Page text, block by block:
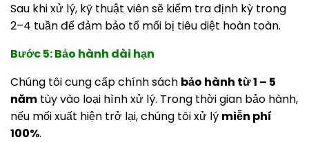
Sau khi xử lý, kỹ thuật viên sẽ kiểm tra định kỳ trong
2–4 tuần để đảm bảo tổ mối bị tiêu diệt hoàn toàn.
Bước 5: Bảo hành dài hạn
Chúng tôi cung cấp chính sách bảo hành từ 1 – 5
năm tùy vào loại hình xử lý. Trong thời gian bảo hành,
nếu mối xuất hiện trở lại, chúng tôi xử lý miễn phí
100%.